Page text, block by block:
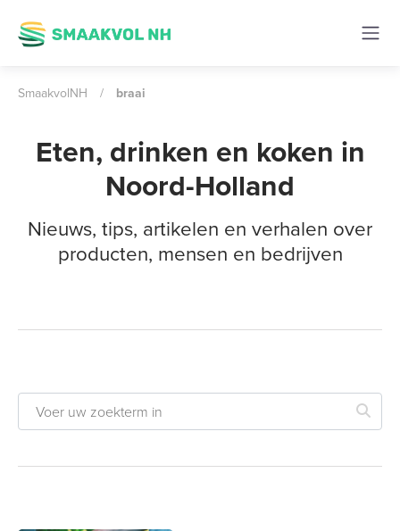
SmaakvolNH / braai
Eten, drinken en koken in
Noord-Holland
Nieuws, tips, artikelen en verhalen over
producten, mensen en bedrijven